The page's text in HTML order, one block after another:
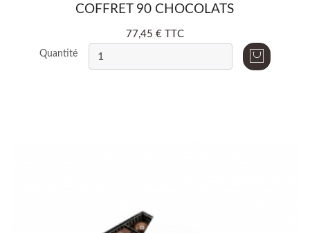
COFFRET 90 CHOCOLATS
77,45 € TTC
Quantité